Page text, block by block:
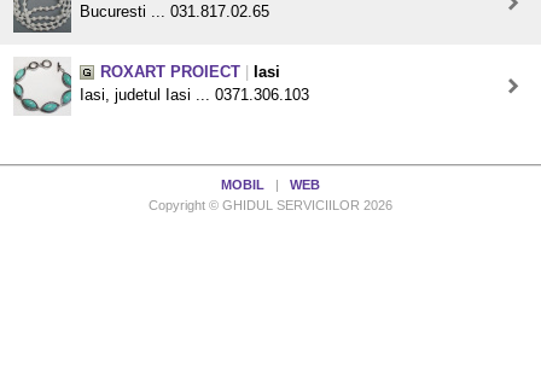
Bucuresti ... 031.817.02.65
ROXART PROIECT
Iasi
Iasi, judetul Iasi ... 0371.306.103
MOBIL
WEB
Copyright © GHIDUL SERVICIILOR 2026